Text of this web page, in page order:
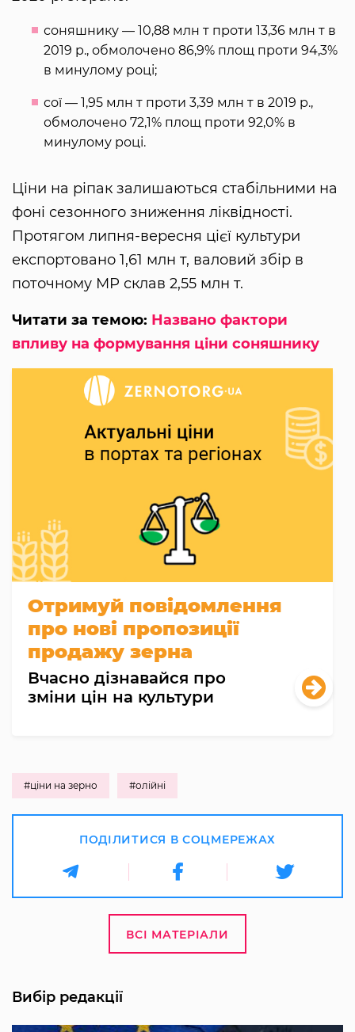
соняшнику — 10,88 млн т проти 13,36 млн т в
2019 р., обмолочено 86,9% площ проти 94,3%
в минулому році;
сої — 1,95 млн т проти 3,39 млн т в 2019 р.,
обмолочено 72,1% площ проти 92,0% в
минулому році.
Ціни на ріпак залишаються стабільними на
фоні сезонного зниження ліквідності.
Протягом липня-вересня цієї культури
експортовано 1,61 млн т, валовий збір в
поточному МР склав 2,55 млн т.
Читати за темою: Названо фактори
впливу на формування ціни соняшнику
Отримуй повідомлення
про нові пропозиції
продажу зерна
Вчасно дізнавайся про
зміни цін на культури
#ціни на зерно #олійні
ПОДІЛИТИСЯ В СОЦМЕРЕЖАХ
ВСІ МАТЕРІАЛИ
Вибір редакції